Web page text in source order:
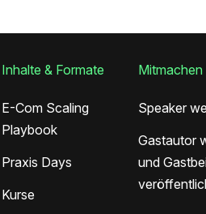
Inhalte & Formate
E-Com Scaling
Playbook
Praxis Days
Kurse
Mitmachen
Speaker
Gastautor
und